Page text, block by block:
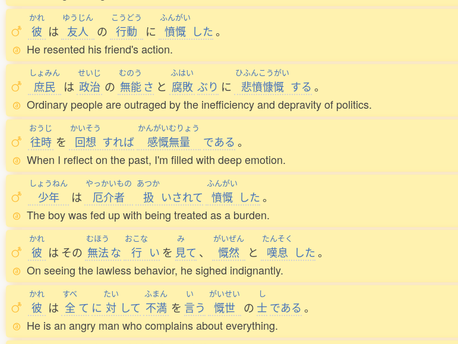
かれ
彼 は
ゆうじん
友人 の
こうどう
行動 に
ふんがい
憤慨 した 。
He resented his friend's action.
しょみん
庶民 は
せいじ
政治 の
むのう
無能 さ と
ふはい
腐敗 ぶり に
ひふんこうがい
悲憤慷慨 する 。
Ordinary people are outraged by the inefficiency and depravity of politics.
おうじ
往時 を
かいそう
回想 すれば
かんがいむりょう
感慨無量 である 。
When I reflect on the past, I'm filled with deep emotion.
しょうねん
少年 は
やっかいもの
厄介者
あつか
扱 いされて
ふんがい
憤慨 した 。
The boy was fed up with being treated as a burden.
かれ
彼 は その
むほう
無法な
おこな
行 い を
み
見て 、
がいぜん
慨然 と
たんそく
嘆息 した 。
On seeing the lawless behavior, he sighed indignantly.
かれ
彼 は
すべ
全 て に
たい
対 して
ふまん
不満 を
い
言う
がいせい
慨世 の
し
士 である 。
He is an angry man who complains about everything.